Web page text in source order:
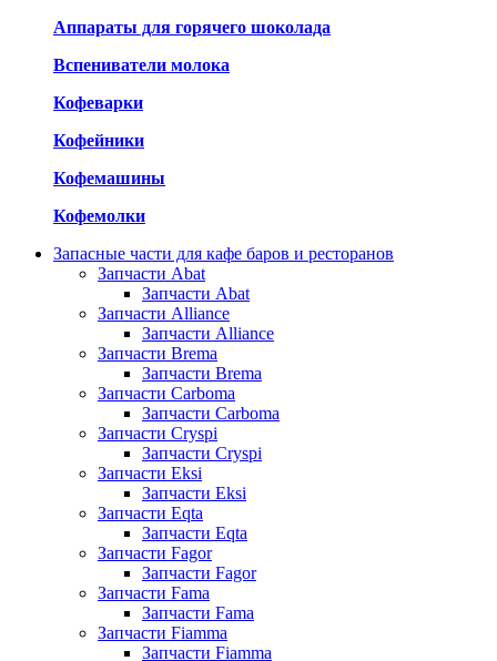
Аппараты для горячего шоколада
Вспениватели молока
Кофеварки
Кофейники
Кофемашины
Кофемолки
Запасные части для кафе баров и ресторанов
Запчасти Abat
Запчасти Abat
Запчасти Alliance
Запчасти Alliance
Запчасти Brema
Запчасти Brema
Запчасти Carboma
Запчасти Carboma
Запчасти Cryspi
Запчасти Cryspi
Запчасти Eksi
Запчасти Eksi
Запчасти Eqta
Запчасти Eqta
Запчасти Fagor
Запчасти Fagor
Запчасти Fama
Запчасти Fama
Запчасти Fiamma
Запчасти Fiamma